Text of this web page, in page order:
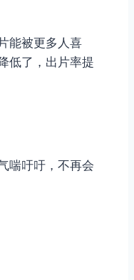
能被更多人喜
低了，出片率提
喘吁吁，不再会